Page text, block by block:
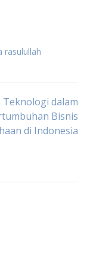
rasulullah
Teknologi dalam
Bisnis
di Indonesia